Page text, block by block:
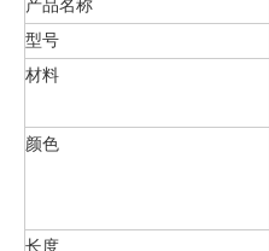
产品名称
型号
材料
颜色
长度